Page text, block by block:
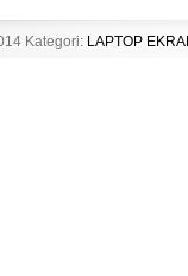
Kategori: LAPTOP